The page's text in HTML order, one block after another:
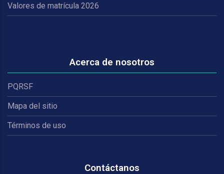
Valores de matrícula 2026
Acerca de nosotros
PQRSF
Mapa del sitio
Términos de uso
Contáctanos